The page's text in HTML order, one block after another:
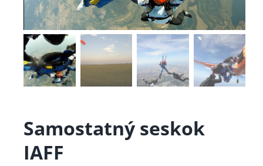
Samostatný seskok
IAFF